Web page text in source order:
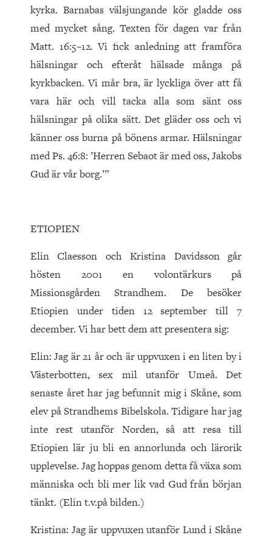
kyrka. Barnabas välsjungande kör gladde oss
med mycket sång. Texten för dagen var från
Matt. 16:5–12. Vi fick anledning att framföra
hälsningar och efteråt hälsade många på
kyrkbacken. Vi mår bra, är lyckliga över att få
vara här och vill tacka alla som sänt oss
hälsningar på olika sätt. Det gläder oss och vi
känner oss burna på bönens armar. Hälsningar
med Ps. 46:8: ’Herren Sebaot är med oss, Jakobs
Gud är vår borg.’”
ETIOPIEN
Elin Claesson och Kristina Davidsson går
hösten 2001 en volontärkurs på
Missionsgården Strandhem. De besöker
Etiopien under tiden 12 september till 7
december. Vi har bett dem att presentera sig:
Elin: Jag är 21 år och är uppvuxen i en liten by i
Västerbotten, sex mil utanför Umeå. Det
senaste året har jag befunnit mig i Skåne, som
elev på Strandhems Bibelskola. Tidigare har jag
inte rest utanför Norden, så att resa till
Etiopien lär ju bli en annorlunda och lärorik
upplevelse. Jag hoppas genom detta få växa som
människa och bli mer lik vad Gud från början
tänkt. (Elin t.v.på bilden.)
Kristina: Jag är uppvuxen utanför Lund i Skåne